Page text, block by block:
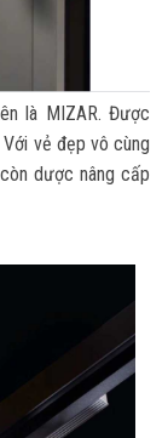
là MIZAR. Được
vẻ đẹp vô cùng
dược nâng cấp